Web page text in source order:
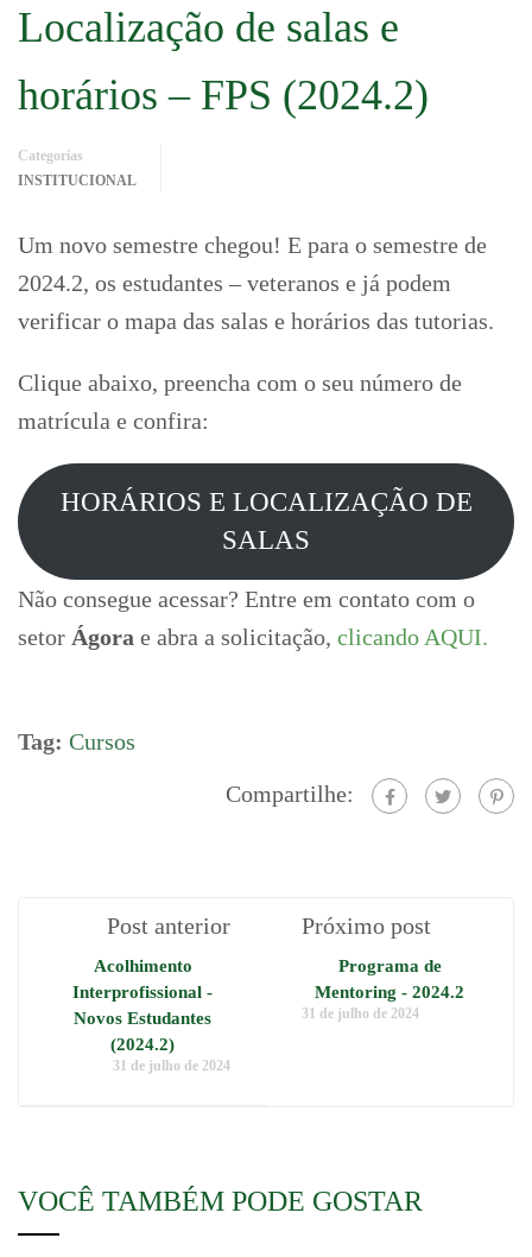
Localização de salas e
horários – FPS (2024.2)
Categorias
INSTITUCIONAL
Um novo semestre chegou! E para o semestre de
2024.2, os estudantes – veteranos e já podem
verificar o mapa das salas e horários das tutorias.
Clique abaixo, preencha com o seu número de
matrícula e confira:
HORÁRIOS E LOCALIZAÇÃO DE
SALAS
Não consegue acessar? Entre em contato com o
setor Ágora e abra a solicitação, clicando AQUI.
Tag: Cursos
Compartilhe:
Post anterior
Acolhimento
Interprofissional -
Novos Estudantes
(2024.2)
31 de julho de 2024
Próximo post
Programa de
Mentoring - 2024.2
31 de julho de 2024
VOCÊ TAMBÉM PODE GOSTAR